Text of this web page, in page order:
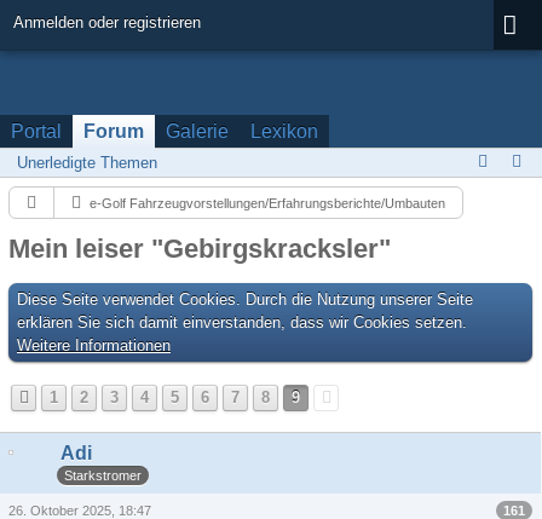
Anmelden oder registrieren
Portal Forum Galerie Lexikon
Unerledigte Themen
e-Golf Fahrzeugvorstellungen/Erfahrungsberichte/Umbauten
Mein leiser "Gebirgskracksler"
Diese Seite verwendet Cookies. Durch die Nutzung unserer Seite
erklären Sie sich damit einverstanden, dass wir Cookies setzen.
Weitere Informationen
1 2 3 4 5 6 7 8 9
Adi
Starkstromer
161
26. Oktober 2025, 18:47